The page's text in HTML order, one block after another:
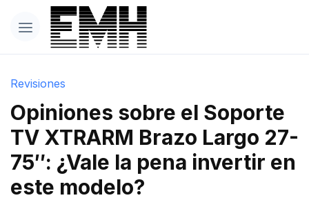
Revisiones
Opiniones sobre el Soporte
TV XTRARM Brazo Largo 27-
75″: ¿Vale la pena invertir en
este modelo?